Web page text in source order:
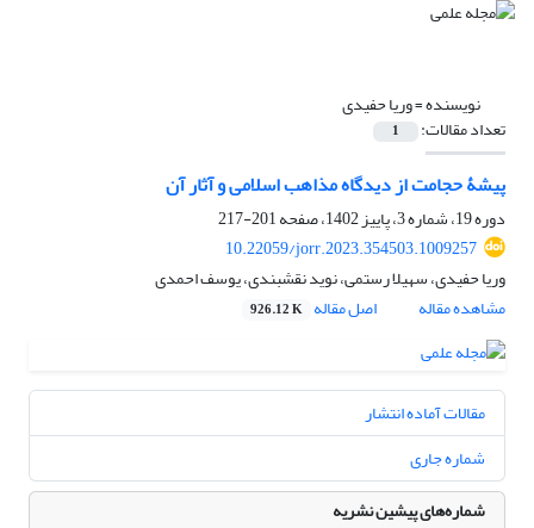
نویسنده =وریا حفیدی
تعداد مقالات: 1
پیشۀ حجامت از دیدگاه مذاهب اسلامی و آثار آن
دوره 19، شماره 3، پاییز 1402، صفحه
201-217
10.22059/jorr.2023.354503.1009257
وریا حفیدی، سهیلا رستمی، نوید نقشبندی، یوسف احمدی
مشاهده مقاله
اصل مقاله 926.12 K
مقالات آماده انتشار
شماره جاری
شماره‌های پیشین نشریه